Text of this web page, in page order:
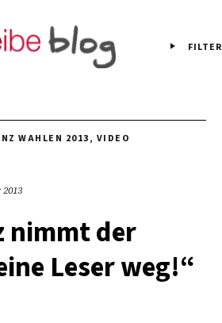
FILTER
WAHLEN 2013, VIDEO
nimmt der
Leser weg!“